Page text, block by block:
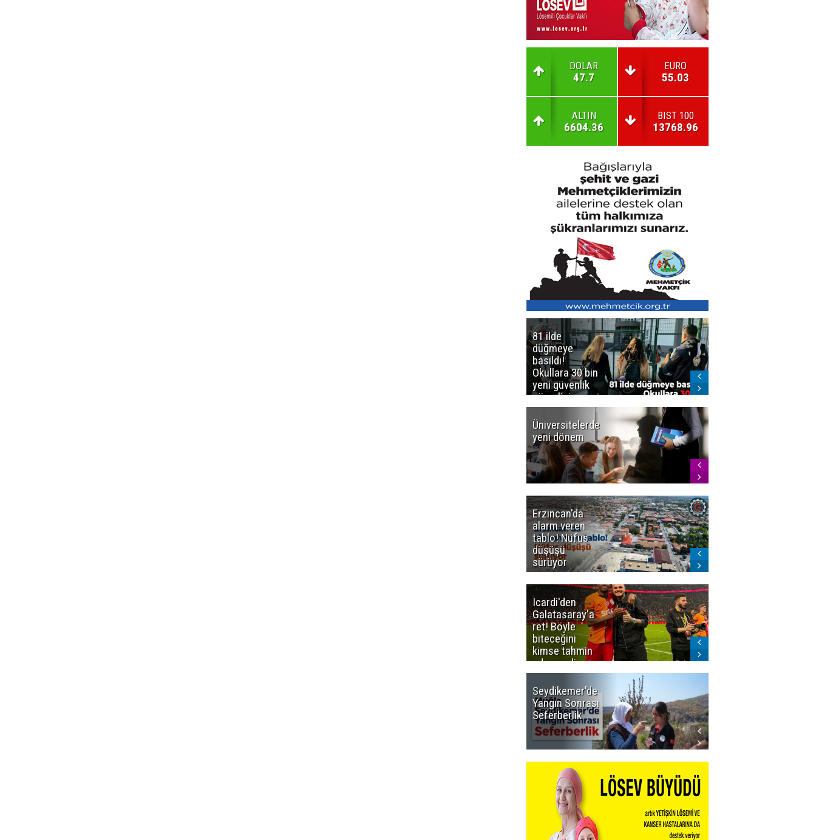
DOLAR
47.7
EURO
55.03
ALTIN
6604.36
BIST 100
13768.96
81 ilde
düğmeye
basıldı!
Okullara 30 bin
yeni güvenlik
görevlisi
Üniversitelerde
yeni dönem
Erzincan'da
alarm veren
tablo! Nüfus
düşüşü
sürüyor
Icardi'den
Galatasaray'a
ret! Böyle
biteceğini
kimse tahmin
edemezdi
Seydikemer'de
Yangın Sonrası
Seferberlik